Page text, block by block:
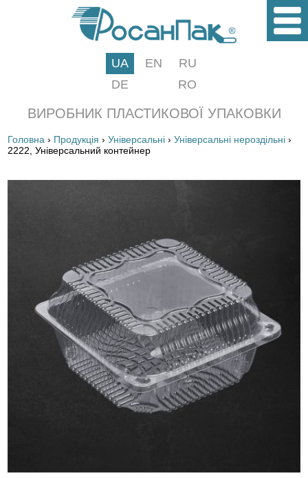
UA EN
RU
DE
RO
ВИРОБНИК ПЛАСТИКОВОЇ УПАКОВКИ
Головна › Продукція ›Універсальні ›Універсальні нероздільні ›
2222, Універсальний контейнер